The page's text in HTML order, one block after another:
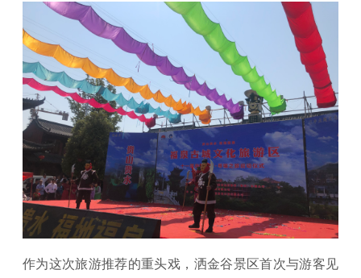
作为这次旅游推荐的重头戏，洒金谷景区首次与游客见